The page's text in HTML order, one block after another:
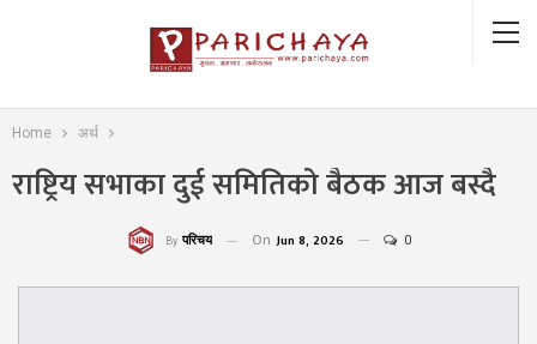
Home अर्थ
राष्ट्रिय सभाका दुई समितिको बैठक आज बस्दै
By परिचय On Jun 8, 2026 0